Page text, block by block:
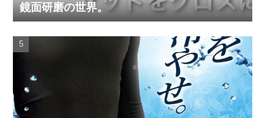
鏡面研磨の世界。